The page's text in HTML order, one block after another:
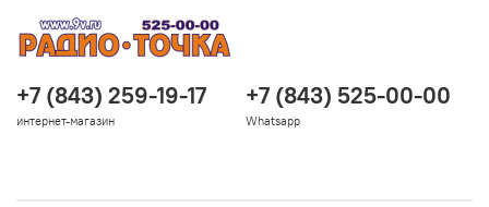
+7 (843) 259-19-17
интернет-магазин
+7 (843) 525-00-00
Whatsapp